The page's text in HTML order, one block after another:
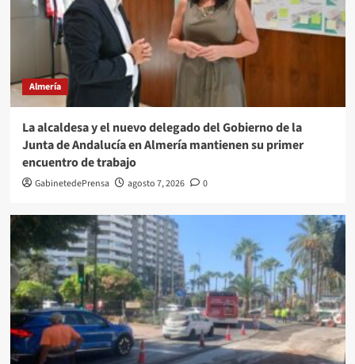
Almería
La alcaldesa y el nuevo delegado del Gobierno de la
Junta de Andalucía en Almería mantienen su primer
encuentro de trabajo
GabinetedePrensa agosto 7, 2026 0